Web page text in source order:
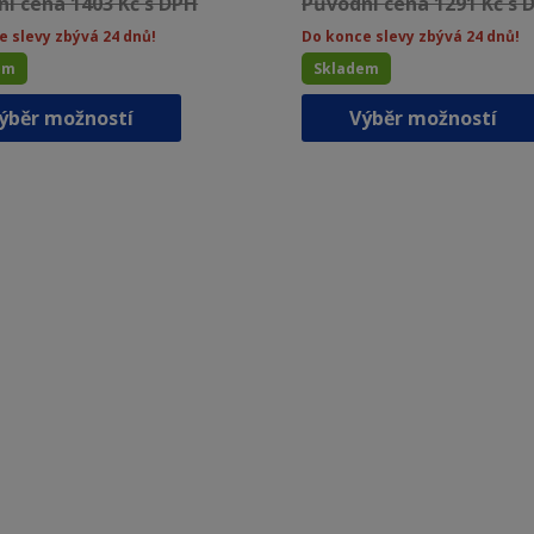
slevy zbývá 24 dnů!
možností
Tento
Do konce slevy zbývá 24 dnů!
Skladem
Výběr možností